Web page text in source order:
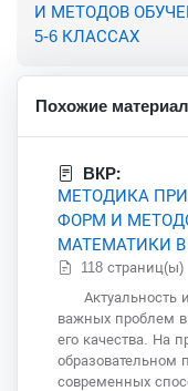
И МЕТОДОВ
5-6 КЛАССАХ
Похожие
ВКР:
МЕТОДИКА
ФОРМ И
МАТЕМАТИКИ В
118 страниц(ы)
Актуальность
важных проблем
его качества. На
образовательном
современных